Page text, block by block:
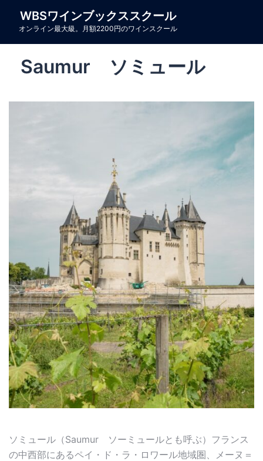
WBSワインブックススクール
オンライン最大級。月額2200円のワインスクール
Saumur ソミュール
ソミュール（Saumur ソーミュールとも呼ぶ）フランス
の中西部にあるペイ・ド・ラ・ロワール地域圏、メーヌ＝